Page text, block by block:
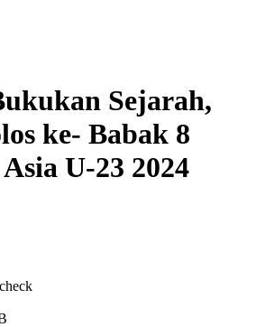
Sejarah,
ke- Babak 8
U-23 2024